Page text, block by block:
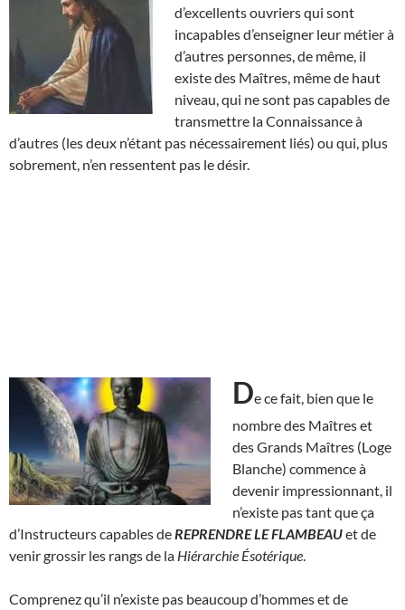
d’excellents ouvriers qui sont
incapables d’enseigner leur métier à
d’autres personnes, de même, il
existe des Maîtres, même de haut
niveau, qui ne sont pas capables de
transmettre la Connaissance à
d’autres (les deux n’étant pas nécessairement liés) ou qui, plus
sobrement, n’en ressentent pas le désir.
De ce fait, bien que le
nombre des Maîtres et
des Grands Maîtres (Loge
Blanche) commence à
devenir impressionnant, il
n’existe pas tant que ça
d’Instructeurs capables de REPRENDRE LE FLAMBEAUet de
venir grossir les rangs de la Hiérarchie Ésotérique
Comprenez qu’il n’existe pas beaucoup d’hommes et de